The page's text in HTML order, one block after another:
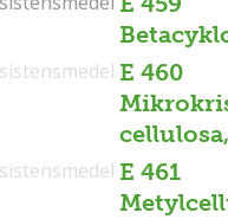
E 460
E 461